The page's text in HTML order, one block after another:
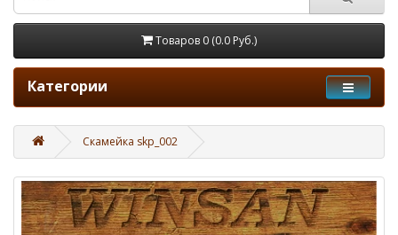
Товаров 0 (0.0 Руб.)
Категории
Скамейка skp_002